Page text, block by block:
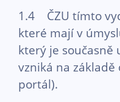
1.4 ČZU tímto
které mají v
který je současně
vzniká na
portál).